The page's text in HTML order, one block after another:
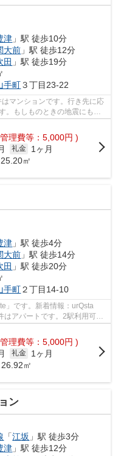
津 」駅 徒歩10分
大前 」駅 徒歩12分
田 」駅 徒歩19分
手町３丁目23-22
マンションです。行き先に応
。もしものときの地震にも心
理費等：5,000円 )
礼金
1ヶ月
㎡
津 」駅 徒歩4分
大前 」駅 徒歩14分
田 」駅 徒歩20分
手町２丁目14-10
」です。新着情報：urQsta
はアパートです。2駅利用可能
理費等：5,000円 )
礼金
1ヶ月
㎡
ン
「江坂 」駅 徒歩3分
津 」駅 徒歩12分